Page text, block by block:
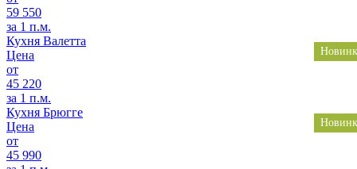
59 550
за 1 п.м.
Кухня Валетта
Цена
от
45 220
за 1 п.м.
Кухня Брюгге
Цена
от
45 990